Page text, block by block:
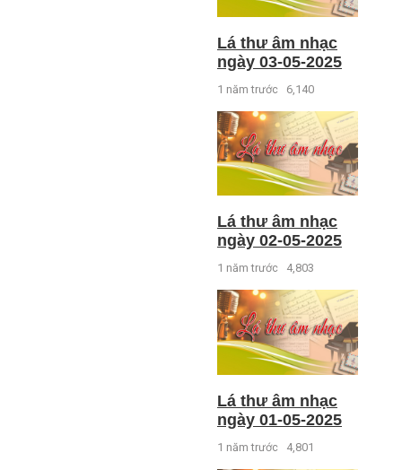
Lá thư âm nhạc
ngày 03-05-2025
1 năm trước 6,140
Lá thư âm nhạc
ngày 02-05-2025
1 năm trước 4,803
Lá thư âm nhạc
ngày 01-05-2025
1 năm trước 4,801